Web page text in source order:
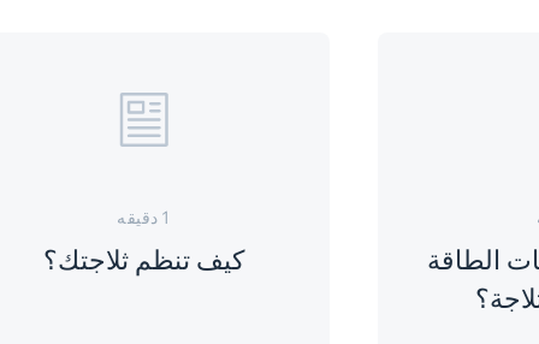
الطاقة
1 دقيقه
كيف تنظم ثلاجتك؟